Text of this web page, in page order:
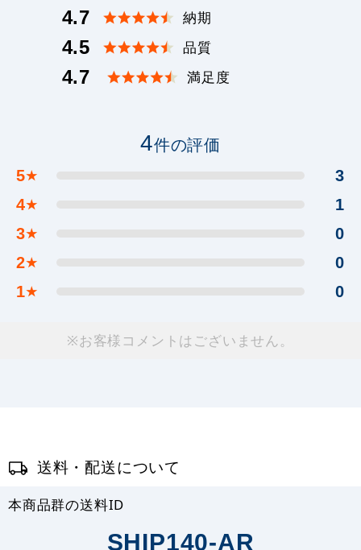
4.7 納期
4.5 品質
4.7 満足度
4件の評価
5★
3
4★
1
3★
0
2★
0
1★ 0
※お客様コメントはございません。
送料・配送について
本商品群の送料ID
SHIP140-AR